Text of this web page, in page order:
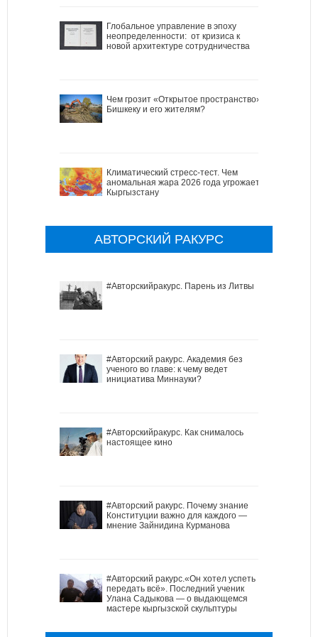
Глобальное управление в эпоху
неопределенности: от кризиса к
новой архитектуре сотрудничества
Чем грозит «Открытое пространство»
Бишкеку и его жителям?
Климатический стресс-тест. Чем
аномальная жара 2026 года угрожает
Кыргызстану
АВТОРСКИЙ РАКУРС
#Авторскийракурс. Парень из Литвы
#Авторский ракурс. Академия без
ученого во главе: к чему ведет
инициатива Миннауки?
#Авторскийракурс. Как снималось
настоящее кино
#Авторский ракурс. Почему знание
Конституции важно для каждого —
мнение Зайнидина Курманова
#Авторский ракурс.«Он хотел успеть
передать всё». Последний ученик
Улана Садыкова — о выдающемся
мастере кыргызской скульптуры